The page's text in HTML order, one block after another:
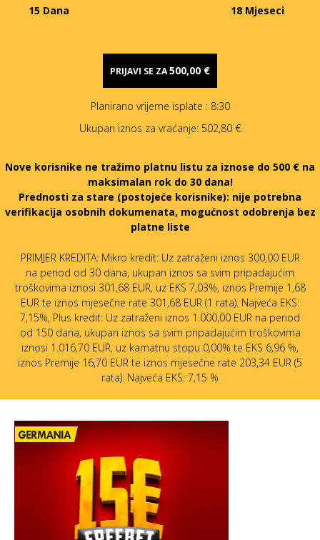
15 Dana 18 Mjeseci
PRIJAVI SE ZA500,00 €
Planirano vrijeme isplate : 8:30
Ukupan iznos za vraćanje: 502,80 €
Nove korisnike ne tražimo platnu listu za iznose do 500 € na
maksimalan rok do 30 dana!
Prednosti za stare (postojeće korisnike): nije potrebna
verifikacija osobnih dokumenata, mogućnost odobrenja bez
platne liste
PRIMJER KREDITA: Mikro kredit: Uz zatraženi iznos 300,00 EUR
na period od 30 dana, ukupan iznos sa svim pripadajućim
troškovima iznosi 301,68 EUR, uz EKS 7,03%, iznos Premije 1,68
EUR te iznos mjesečne rate 301,68 EUR (1 rata). Najveća EKS:
7,15%, Plus kredit: Uz zatraženi iznos 1.000,00 EUR na period
od 150 dana, ukupan iznos sa svim pripadajućim troškovima
iznosi 1.016,70 EUR, uz kamatnu stopu 0,00% te EKS 6,96 %,
iznos Premije 16,70 EUR te iznos mjesečne rate 203,34 EUR (5
rata). Najveća EKS: 7,15 %